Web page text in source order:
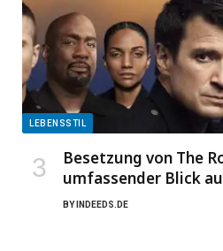
LEBENSSTIL
Besetzung von The
umfassender Blick
BY INDEEDS.DE